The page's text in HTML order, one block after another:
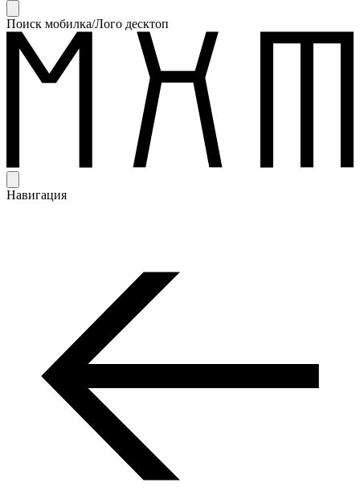
Поиск мобилка/Лого десктоп
Навигация